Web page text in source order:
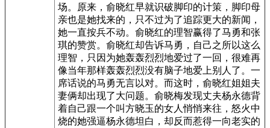
场。原来，俞晓红早就识破脚印的计策，脚印母
亲也是她找来的，只不过为了追踪更大的新闻，
她一直按兵不动。俞晓红的理智赢得了马勇和张
琪的赞赏。俞晓红却告诉马勇，自己之所以这么
理智，只因为她轰轰烈烈地爱过了一回，很难再
像当年那样轰轰烈烈没有脑子地爱上别人了。一
席话说的马勇无言以对。而这时，俞晓红姐姐夫
妻俩却出现了大问题。俞晓梅发现丈夫杨永德背
着自己跟一个叫方晓玉的女人悄悄来往，怒火中
烧的她强逼杨永德坦白，却反而惹得一向老实的